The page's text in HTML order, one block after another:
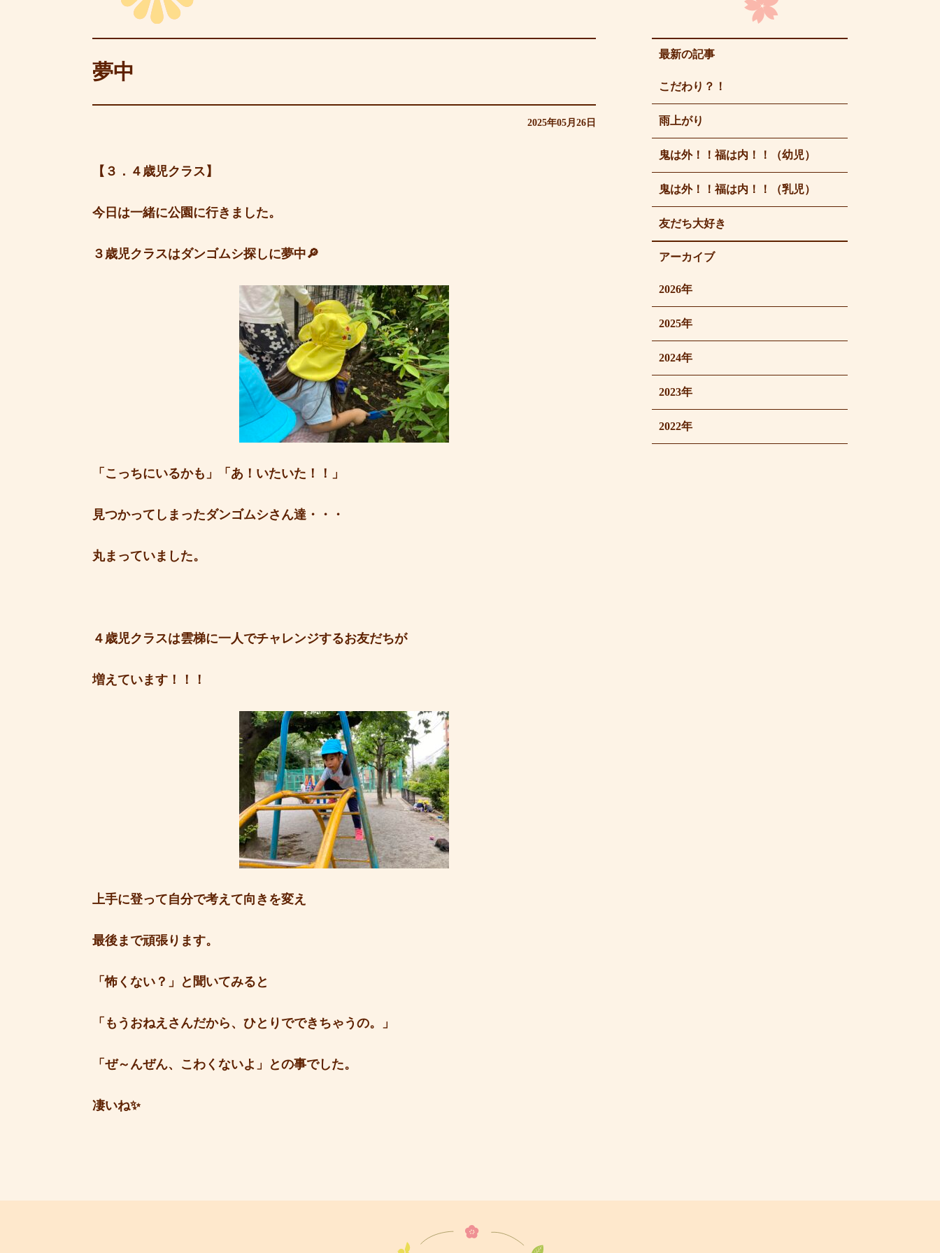
夢中
2025年05月26日
【３．４歳児クラス】
今日は一緒に公園に行きました。
３歳児クラスはダンゴムシ探しに夢中🔎
「こっちにいるかも」「あ！いたいた！！」
見つかってしまったダンゴムシさん達・・・
丸まっていました。
４歳児クラスは雲梯に一人でチャレンジするお友だちが
増えています！！！
上手に登って自分で考えて向きを変え
最後まで頑張ります。
「怖くない？」と聞いてみると
「もうおねえさんだから、ひとりでできちゃうの。」
「ぜ～んぜん、こわくないよ」との事でした。
凄いね✨
最新の記事
こだわり？！
雨上がり
鬼は外！！福は内！！（幼児）
鬼は外！！福は内！！（乳児）
友だち大好き
アーカイブ
2026年
2025年
2024年
2023年
2022年